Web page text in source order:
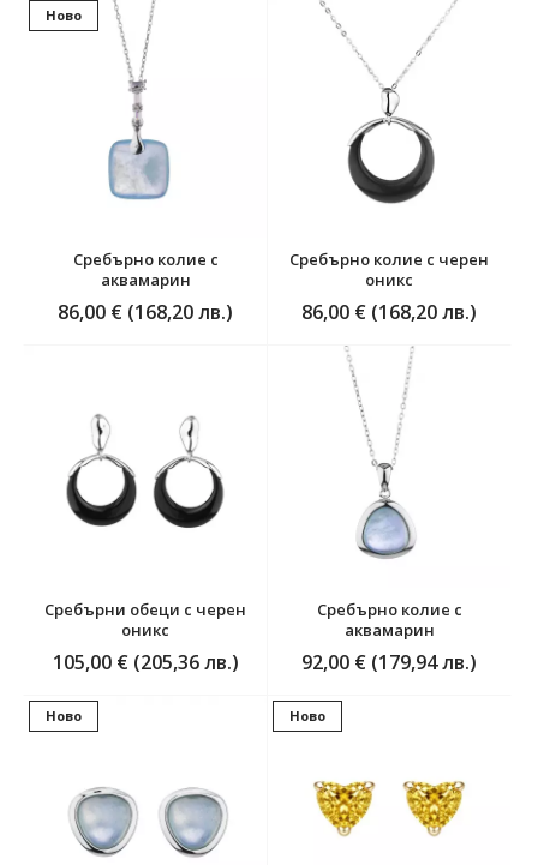
Ново
Сребърно колие с
аквамарин
86,00 € (168,20 лв.)
Сребърно колие с черен
оникс
86,00 € (168,20 лв.)
Сребърни обеци с черен
оникс
105,00 € (205,36 лв.)
Сребърно колие с
аквамарин
92,00 € (179,94 лв.)
Ново Ново